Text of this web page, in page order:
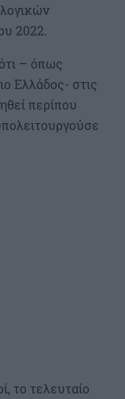
2022.
– όπως
Ελλάδος- στις
περίπου
το τελευταίο